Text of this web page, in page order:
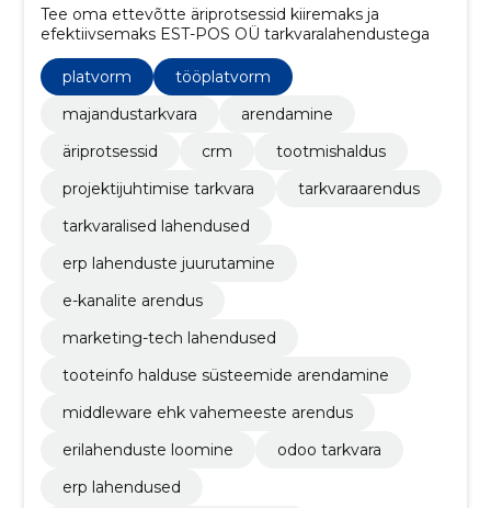
Tee oma ettevõtte äriprotsessid kiiremaks ja
efektiivsemaks EST-POS OÜ tarkvaralahendustega
platvorm
tööplatvorm
majandustarkvara
arendamine
äriprotsessid
crm
tootmishaldus
projektijuhtimise tarkvara
tarkvaraarendus
tarkvaralised lahendused
erp lahenduste juurutamine
e-kanalite arendus
marketing-tech lahendused
tooteinfo halduse süsteemide arendamine
middleware ehk vahemeeste arendus
erilahenduste loomine
odoo tarkvara
erp lahendused